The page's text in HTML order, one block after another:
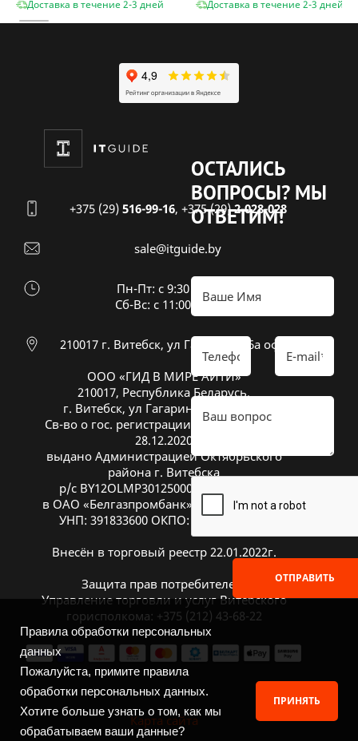
Доставка в течение 2-3 дней Доставка в течение 2-3 дней
+375 (29) 516-99-16, +375 (29)2-028-028
sale@itguide.by
Пн-Пт: с 9:30 до 18:30
Cб-Вс: с 11:00 до 16:00
210017 г. Витебск, ул Гагарина 26а оф 20
ООО «ГИД В МИРЕ АЙТИ»
210017, Республика Беларусь,
г. Витебск, ул Гагарина 26А, оф. 20
Св-во о гос. регистрации № 391833600 от
28.12.2020
выдано Администрацией Октябрьского
района г. Витебска
р/с BY12OLMP30125000269700000933
в ОАО «Белгазпромбанк», код OLMPBY2X
УНП: 391833600 ОКПО: 504669272000
Внесён в торговый реестр 22.01.2022г.
Защита прав потребителей:
Управление торговли и услуг Витебского
горисполкома: +375 (212) 43-68-22
Карта сайта
ОСТАЛИСЬ
ВОПРОСЫ? МЫ
ОТВЕТИМ!
ОТПРАВИТЬ
Правила обработки персональных
данных
Пожалуйста, примите правила
обработки персональных данных.
Хотите больше узнать о том, как мы
обрабатываем ваши данные?
ПРИНЯТЬ